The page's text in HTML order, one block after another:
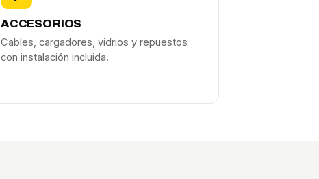
ACCESORIOS
Cables, cargadores, vidrios y repuestos
con instalación incluida.